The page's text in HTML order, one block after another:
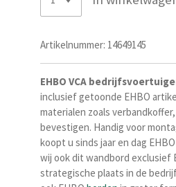
Artikelnummer: 14649145
EHBO VCA
inclusief getoonde EHBO
materialen zoals
bevestigen. Handig voor
koopt u sinds jaar en dag
wij ook dit wandbord exclusief
strategische plaats in de